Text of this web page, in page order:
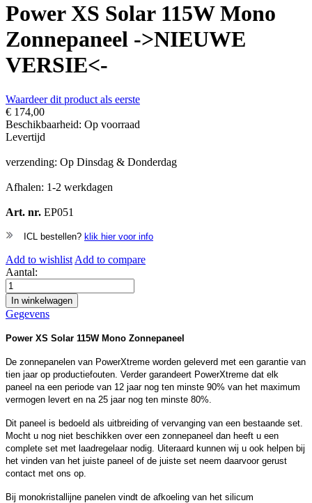
Power XS Solar 115W Mono
Zonnepaneel ->NIEUWE
VERSIE<-
Waardeer dit product als eerste
€ 174,00
Beschikbaarheid: Op voorraad
Levertijd
verzending: Op Dinsdag & Donderdag
Afhalen: 1-2 werkdagen
Art. nr. EP051
ICL bestellen? klik hier voor info
Add to wishlist Add to compare
Aantal:
In winkelwagen
Gegevens
Power XS Solar 115W Mono Zonnepaneel
De zonnepanelen van PowerXtreme worden geleverd met een garantie van
tien jaar op productiefouten. Verder garandeert PowerXtreme dat elk
paneel na een periode van 12 jaar nog ten minste 90% van het maximum
vermogen levert en na 25 jaar nog ten minste 80%.
Dit paneel is bedoeld als uitbreiding of vervanging van een bestaande set.
Mocht u nog niet beschikken over een zonnepaneel dan heeft u een
complete set met laadregelaar nodig. Uiteraard kunnen wij u ook helpen bij
het vinden van het juiste paneel of de juiste set neem daarvoor gerust
contact met ons op.
Bij monokristallijne panelen vindt de afkoeling van het silicum